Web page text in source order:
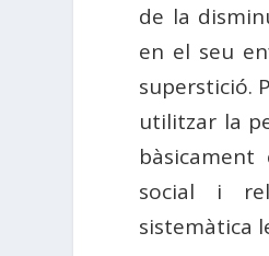
de la
en el seu
superstició.
utilitzar la
social i
sistemàtica